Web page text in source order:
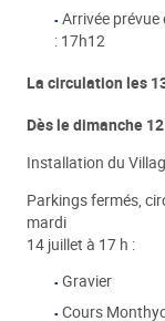
Arrivée
: 17h12
La circulation les
Dès le dimanche
Installation du
Parkings fermés,
mardi
14 juillet à 17 h :
Gravier
Cours